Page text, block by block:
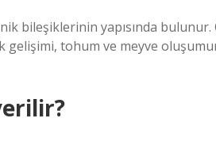
bileşiklerinin yapısında
tohum ve meyve